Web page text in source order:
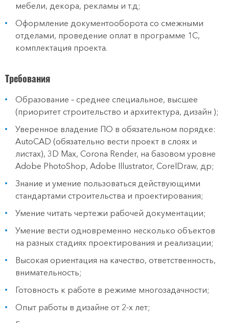
мебели, декора, рекламы и т.д;
Оформление документооборота со смежными
отделами, проведение оплат в программе 1С,
комплектация проекта.
Требования
Образование – среднее специальное, высшее
(приоритет строительство и архитектура, дизайн );
Уверенное владение ПО в обязательном порядке:
AutoCAD (обязательно вести проект в слоях и
листах), 3D Max, Corona Render, на базовом уровне
Adobe PhotoShop, Adobе Illustrator, CorelDraw, др;
Знание и умение пользоваться действующими
стандартами строительства и проектирования;
Умение читать чертежи рабочей документации;
Умение вести одновременно несколько объектов
на разных стадиях проектирования и реализации;
Высокая ориентация на качество, ответственность,
внимательность;
Готовность к работе в режиме многозадачности;
Опыт работы в дизайне от 2-х лет;